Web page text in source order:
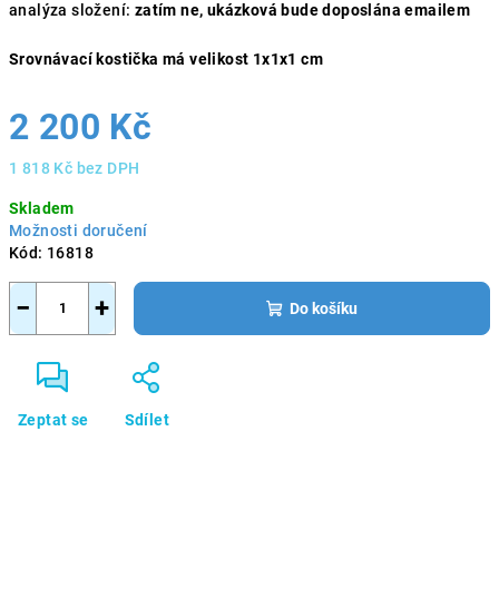
analýza složení: zatím ne, ukázková bude doposlána emailem
Srovnávací kostička má velikost 1x1x1 cm
2 200 Kč
1 818 Kč bez DPH
cena:
Skladem
Možnosti doručení
Kód: 16818
+
− Do košíku
Zeptat se Sdílet